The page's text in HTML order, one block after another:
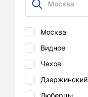
Москва
Видное
Чехов
Дзержинский
Люберцы